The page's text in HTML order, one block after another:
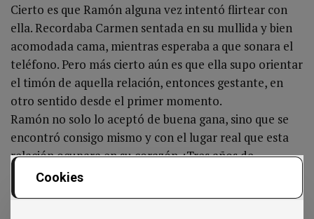
Cierto es que Ramón alguna vez intentó flirtear con
ella. Recordaba Carmen sentada en su mullida y bien
acomodada cama, mientras esperaba a que sonara el
teléfono. Pero más cierto aún es que ella supo orientar
el timón de aquella relación, entonces gestante, en
otro sentido desde el primer momento.
Ramón no solo lo aceptó de buena gana, sino que se
encontró consigo mismo y con el lugar real que esta
relación ocupara en su corazón. ¡Tres años de
incansable carteo les costó a los dos empezar a
tutearse! Y eso lo dice todo.
Cookies